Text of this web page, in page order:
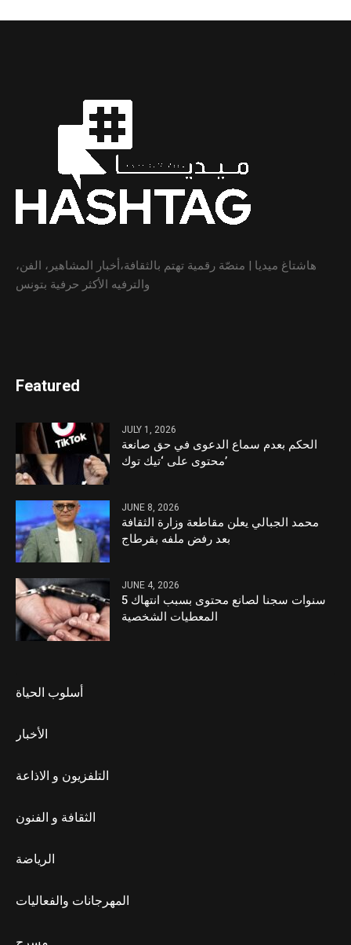
هاشتاغ ميديا | منصّة رقمية تهتم بالثقافة،أخبار المشاهير، الفن،
والترفيه الأكثر حرفية بتونس
Featured
JULY 1, 2026
الحكم بعدم سماع الدعوى في حق صانعة
محتوى على ‘تيك توك’
JUNE 8, 2026
محمد الجبالي يعلن مقاطعة وزارة الثقافة
بعد رفض ملفه بقرطاج
JUNE 4, 2026
5 سنوات سجنا لصانع محتوى بسبب انتهاك
المعطيات الشخصية
أسلوب الحياة
الأخبار
التلفزيون و الاذاعة
الثقافة و الفنون
الرياضة
المهرجانات والفعاليات